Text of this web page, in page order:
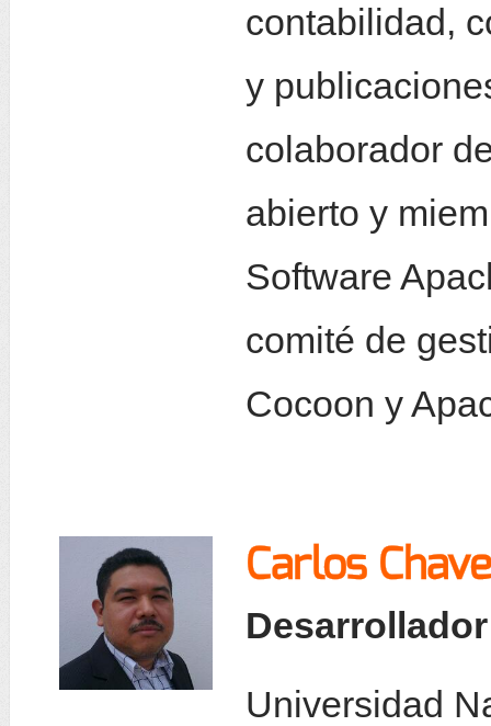
contabilidad,
y
colaborador
abierto y
Software
comité de
Cocoon y
Carlos
Universidad